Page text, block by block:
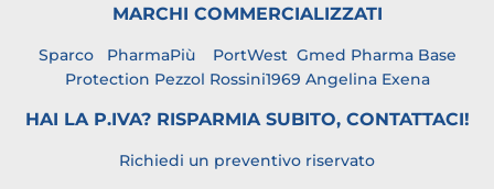
MARCHI COMMERCIALIZZATI
SparcoPharmaPiù PortWestGmed Pharma Base
Protection Pezzol Rossini1969 Angelina Exena
HAI LA P.IVA? RISPARMIA SUBITO, CONTATTACI!
Richiedi un preventivo riservato